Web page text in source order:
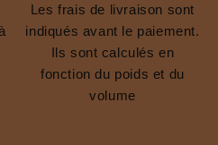
Les frais de livraison sont
indiqués avant le paiement.
Ils sont calculés en
fonction du poids et du
volume